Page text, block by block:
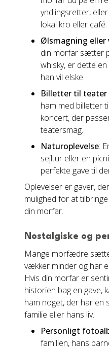
yndlingsretter,
lokal kro eller café.
Ølsmagning eller
din morfar sætter
whisky, er dette
han vil elske.
Billetter til teater
ham med billetter
koncert, der
teatersmag.
Naturoplevelse:
sejltur eller en
perfekte gave til
Oplevelser er gaver,
mulighed for at
din morfar.
Nostalgiske og
Mange morfædre
vækker minder og har
Hvis din morfar er
historien bag en gave,
ham noget, der har en
familie eller hans liv.
Personligt
familien, hans